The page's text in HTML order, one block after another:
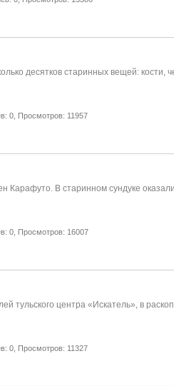
десятков старинных вещей:
0, Просмотров: 11957
В старинном сундуке
0, Просмотров: 16007
центра «Искатель», в
0, Просмотров: 11327